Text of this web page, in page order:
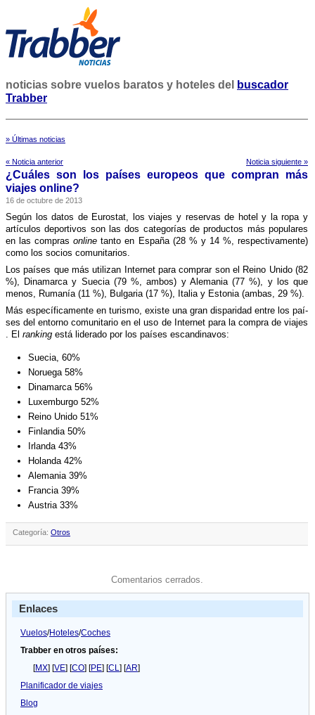
noticias sobre vuelos baratos y hoteles del
buscador
Trabber
» Últimas noticias
« Noticia anterior Noticia siguiente »
¿Cuáles son los paí­ses europeos que compran más
viajes online?
16 de octubre de 2013
Según los datos de Eurostat, los viajes y reservas de hotel y la ropa y
artí­culos deportivos son las dos categorí­as de productos más populares
en las comprasonline tanto en España (28 % y 14 %, respectivamente)
como los socios comunitarios.
Los paí­ses que más utilizan Internet para comprar son el Reino Unido (82
%), Dinamarca y Suecia (79 %, ambos) y Alemania (77 %), y los que
menos, Rumaní­a (11 %), Bulgaria (17 %), Italia y Estonia (ambas, 29 %).
Más especí­ficamente en turismo, existe una gran disparidad entre los paí­
ses del entorno comunitario en el uso de Internet para la compra de viajes
. El ranking está liderado por los paí­ses escandinavos:
Suecia, 60%
Noruega 58%
Dinamarca 56%
Luxemburgo 52%
Reino Unido 51%
Finlandia 50%
Irlanda 43%
Holanda 42%
Alemania 39%
Francia 39%
Austria 33%
Categoría: Otros
Comentarios cerrados.
Enlaces
Vuelos/Hoteles/Coches
Trabber en otros países:
[MX] [VE] [CO] [PE] [CL] [AR]
Planificador de viajes
Blog